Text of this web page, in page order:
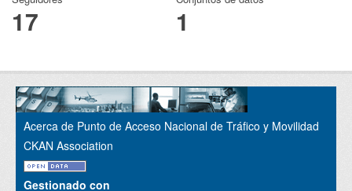
17 1
Acerca de Punto de Acceso Nacional de Tráfico y Movilidad
CKAN Association
Gestionado con